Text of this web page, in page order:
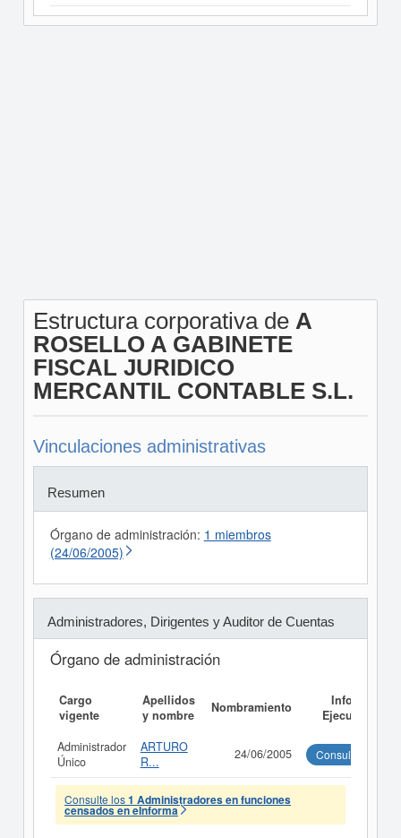
Estructura corporativa de A
ROSELLO A GABINETE
FISCAL JURIDICO
MERCANTIL CONTABLE S.L.
Vinculaciones administrativas
Resumen
Órgano de administración: 1 miembros
(24/06/2005)
Administradores, Dirigentes y Auditor de Cuentas
Órgano de administración
Cargo
vigente
Apellidos
y nombre
Nombramiento
Informe
Ejecutivo
Administrador
Único
ARTURO
R...
24/06/2005 Consultar
Consulte los1 Administradores en funciones
censados en eInforma